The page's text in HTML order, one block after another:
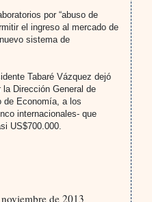
por “abuso de
el ingreso al mercado de
sistema de
Tabaré Vázquez dejó
Dirección General de
de Economía, a los
internacionales- que
US$700.000.
de 2013